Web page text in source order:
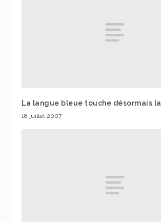
La langue bleue touche désormais
18 juillet 2007